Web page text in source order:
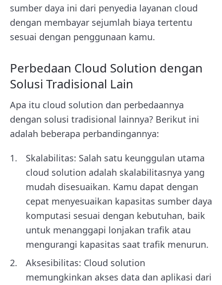
sumber daya ini dari penyedia layanan cloud
dengan membayar sejumlah biaya tertentu
sesuai dengan penggunaan kamu.
Perbedaan Cloud Solution dengan
Solusi Tradisional Lain
Apa itu cloud solution dan perbedaannya
dengan solusi tradisional lainnya? Berikut ini
adalah beberapa perbandingannya:
Skalabilitas: Salah satu keunggulan utama
cloud solution adalah skalabilitasnya yang
mudah disesuaikan. Kamu dapat dengan
cepat menyesuaikan kapasitas sumber daya
komputasi sesuai dengan kebutuhan, baik
untuk menanggapi lonjakan trafik atau
mengurangi kapasitas saat trafik menurun.
Aksesibilitas: Cloud solution
memungkinkan akses data dan aplikasi dari